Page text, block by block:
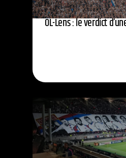
OL-Lens : le verdict